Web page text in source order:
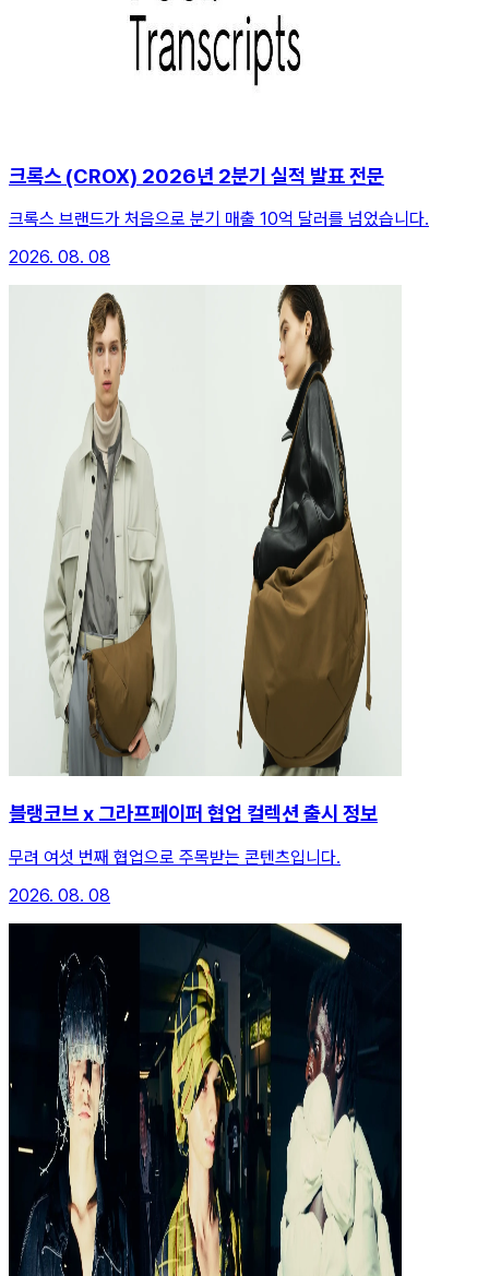
크록스 (CROX) 2026년 2분기 실적 발표 전문
크록스 브랜드가 처음으로 분기 매출 10억 달러를 넘었습니다.
2026. 08. 08
블랭코브 x 그라프페이퍼 협업 컬렉션 출시 정보
무려 여섯 번째 협업으로 주목받는 콘텐츠입니다.
2026. 08. 08